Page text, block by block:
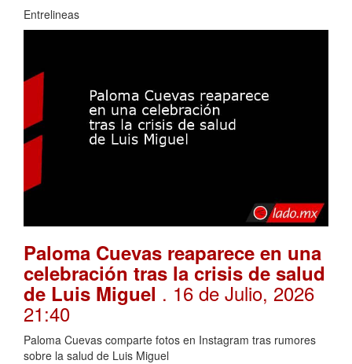
Entrelineas
Paloma Cuevas reaparece en una
celebración tras la crisis de salud
de Luis Miguel . 16 de Julio, 2026
21:40
Paloma Cuevas comparte fotos en Instagram tras rumores
sobre la salud de Luis Miguel